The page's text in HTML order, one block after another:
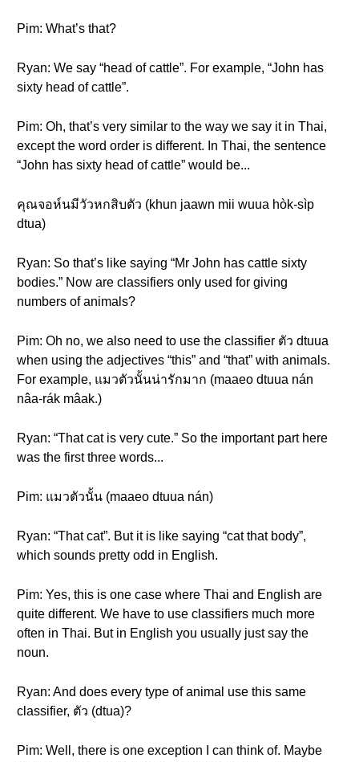
Pim: What’s that?
Ryan: We say “head of cattle”. For example, “John has
sixty head of cattle”.
Pim: Oh, that’s very similar to the way we say it in Thai,
except the word order is different. In Thai, the sentence
“John has sixty head of cattle” would be...
คุณจอห์นมีวัวหกสิบตัว (khun jaawn mii wuua hòk-sìp
dtua)
Ryan: So that’s like saying “Mr John has cattle sixty
bodies.” Now are classifiers only used for giving
numbers of animals?
Pim: Oh no, we also need to use the classifier ตัว dtuua
when using the adjectives “this” and “that” with animals.
For example, แมวตัวนั้นน่ารักมาก (maaeo dtuua nán
nâa-rák mâak.)
Ryan: “That cat is very cute.” So the important part here
was the first three words...
Pim: แมวตัวนั้น (maaeo dtuua nán)
Ryan: “That cat”. But it is like saying “cat that body”,
which sounds pretty odd in English.
Pim: Yes, this is one case where Thai and English are
quite different. We have to use classifiers much more
often in Thai. But in English you usually just say the
noun.
Ryan: And does every type of animal use this same
classifier, ตัว (dtua)?
Pim: Well, there is one exception I can think of. Maybe